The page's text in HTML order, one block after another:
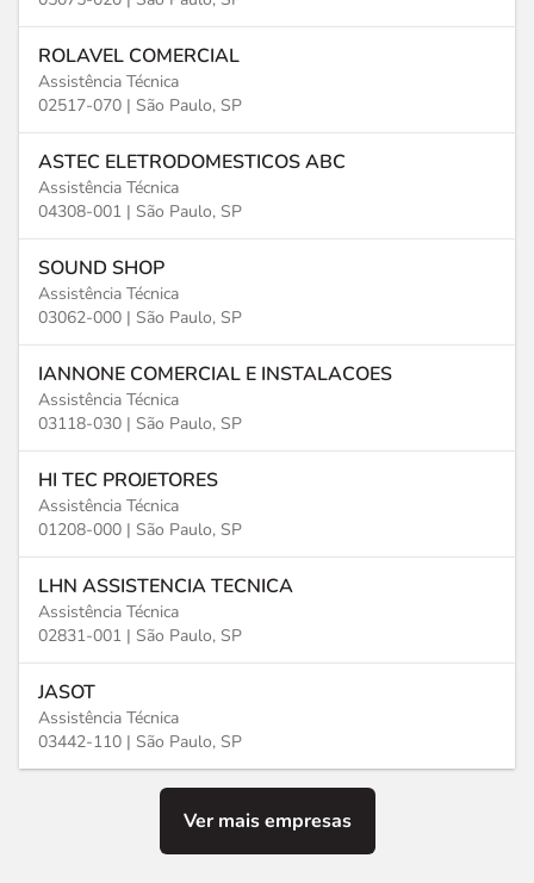
ROLAVEL COMERCIAL
Assistência Técnica
02517-070 | São Paulo, SP
ASTEC ELETRODOMESTICOS ABC
Assistência Técnica
04308-001 | São Paulo, SP
SOUND SHOP
Assistência Técnica
03062-000 | São Paulo, SP
IANNONE COMERCIAL E INSTALACOES
Assistência Técnica
03118-030 | São Paulo, SP
HI TEC PROJETORES
Assistência Técnica
01208-000 | São Paulo, SP
LHN ASSISTENCIA TECNICA
Assistência Técnica
02831-001 | São Paulo, SP
JASOT
Assistência Técnica
03442-110 | São Paulo, SP
Ver mais empresas